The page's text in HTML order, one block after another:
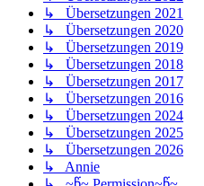
↳ Übersetzungen 2021
↳ Übersetzungen 2020
↳ Übersetzungen 2019
↳ Übersetzungen 2018
↳ Übersetzungen 2017
↳ Übersetzungen 2016
↳ Übersetzungen 2024
↳ Übersetzungen 2025
↳ Übersetzungen 2026
↳ Annie